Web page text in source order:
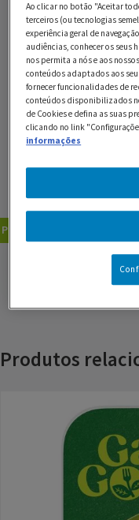
1 embalagem de
250 g de feijão
3 alhos roxos
30 g de miolo de noz
2 c. de sopa de azeite
100 g de tomate-
sal e pimenta q.b.
GUARDAR RECEITA
Pratos Principais
Produtos
Ao clicar no botão "Aceitar
terceiros (ou tecnologias
experiência geral de
audiências, conhecer os seus
nos permita a nós e aos
conteúdos adaptados aos
fornecer funcionalidades de
conteúdos disponibilizados
de Cookies e defina as suas
clicando no link
informações